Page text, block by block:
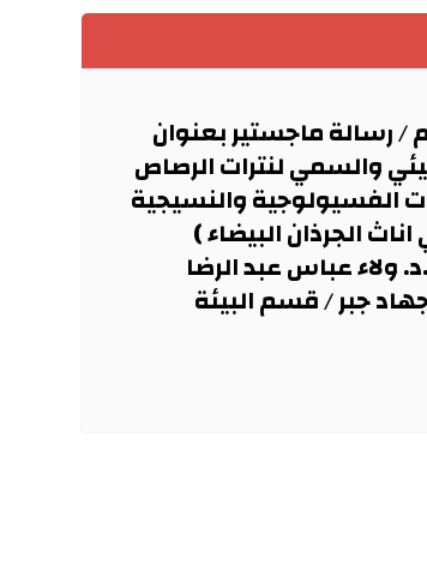
/ رسالة ماجستير بعنوان
والسمي لنترات الرصاص
الفسيولوجية والنسيجية
الجرذان البيضاء )
ولاء عباس عبد الرضا
جهاد جبر / قسم البيئة